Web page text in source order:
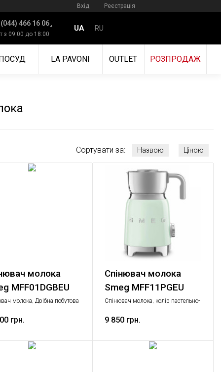
Вхід Реєстрація
466 16 06
з 09:00 до 18:00
UA RU
LA PAVONI OUTLET РОЗПРОДАЖ
Сортувати за: Назвою Ціною
молока
MFF01DGBEU
молока, Дрібна побутова
грн.
Спінювач молока
Smeg MFF11PGEU
Спінювач молока, колір пастельно-
9 850 грн.